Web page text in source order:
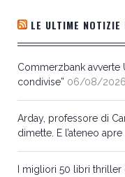
LE ULTIME
Commerzbank avverte
condivise” 06/08/2026
Arday, professore di
dimette. E l’ateneo
I migliori 50 libri